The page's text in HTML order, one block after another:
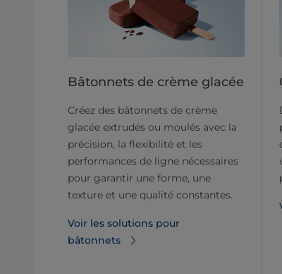
Bâtonnets de crème glacée
Créez des bâtonnets de crème
glacée extrudés ou moulés avec la
précision, la flexibilité et les
performances de ligne nécessaires
pour garantir une forme, une
texture et une qualité constantes.
Voir les solutions pour
bâtonnets